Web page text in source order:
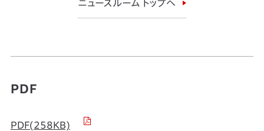
ニュースルーム トップへ
PDF
PDF(258KB)